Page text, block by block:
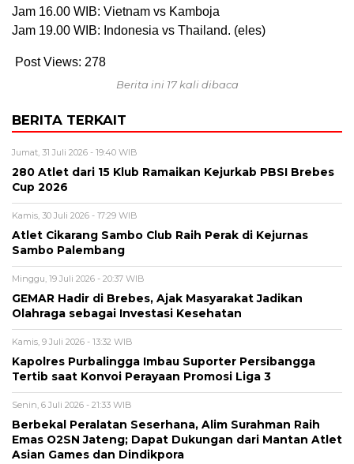
Jam 16.00 WIB: Vietnam vs Kamboja
Jam 19.00 WIB: Indonesia vs Thailand. (eles)
Post Views: 278
Berita ini 17 kali dibaca
BERITA TERKAIT
Jumat, 31 Juli 2026 - 19:40 WIB
280 Atlet dari 15 Klub Ramaikan Kejurkab PBSI Brebes
Cup 2026
Kamis, 30 Juli 2026 - 17:29 WIB
Atlet Cikarang Sambo Club Raih Perak di Kejurnas
Sambo Palembang
Minggu, 19 Juli 2026 - 20:37 WIB
GEMAR Hadir di Brebes, Ajak Masyarakat Jadikan
Olahraga sebagai Investasi Kesehatan
Kamis, 9 Juli 2026 - 13:32 WIB
Kapolres Purbalingga Imbau Suporter Persibangga
Tertib saat Konvoi Perayaan Promosi Liga 3
Senin, 6 Juli 2026 - 21:33 WIB
Berbekal Peralatan Seserhana, Alim Surahman Raih
Emas O2SN Jateng; Dapat Dukungan dari Mantan Atlet
Asian Games dan Dindikpora